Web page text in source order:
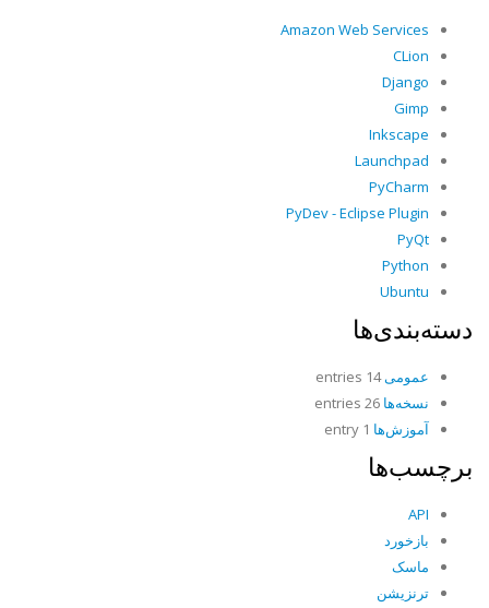
Amazon Web Services
CLion
Django
Gimp
Inkscape
Launchpad
PyCharm
PyDev - Eclipse Plugin
PyQt
Python
Ubuntu
دسته‌بندی‌ها
عمومی14 entries
نسخه‌ها
آموزش‌ها
برچسب‌ها
API
بازخورد
ماسک
ترنزیشن